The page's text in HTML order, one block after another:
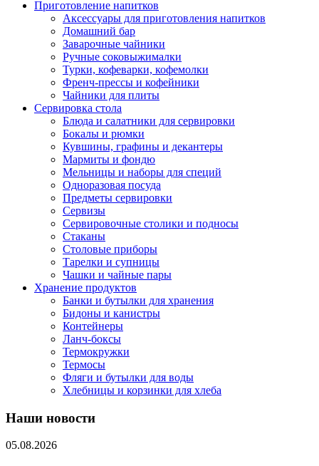
Приготовление напитков
Аксессуары для приготовления напитков
Домашний бар
Заварочные чайники
Ручные соковыжималки
Турки, кофеварки, кофемолки
Френч-прессы и кофейники
Чайники для плиты
Сервировка стола
Блюда и салатники для сервировки
Бокалы и рюмки
Кувшины, графины и декантеры
Мармиты и фондю
Мельницы и наборы для специй
Одноразовая посуда
Предметы сервировки
Сервизы
Сервировочные столики и подносы
Стаканы
Столовые приборы
Тарелки и супницы
Чашки и чайные пары
Хранение продуктов
Банки и бутылки для хранения
Бидоны и канистры
Контейнеры
Ланч-боксы
Термокружки
Термосы
Фляги и бутылки для воды
Хлебницы и корзинки для хлеба
Наши новости
05.08.2026